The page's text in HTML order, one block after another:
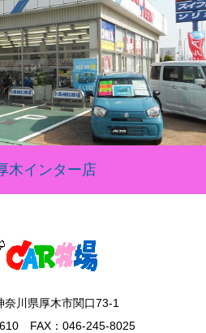
木インター店
奈川県厚木市関口73-1
FAX：046-245-8025